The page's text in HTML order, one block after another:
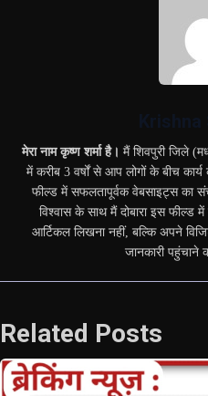
मेरा नाम कृष्ण शर्मा है। मैं शिवपुरी जिले
में करीब 3 वर्षों से आप लोगों के बीच
फील्ड में सफलतापूर्वक वेबसाइट्स का
विश्वास के साथ मैं दोबारा इस फील्ड
आर्टिकल लिखना नहीं, बल्कि अपने
जानकारी पहुंचाने
Related Posts